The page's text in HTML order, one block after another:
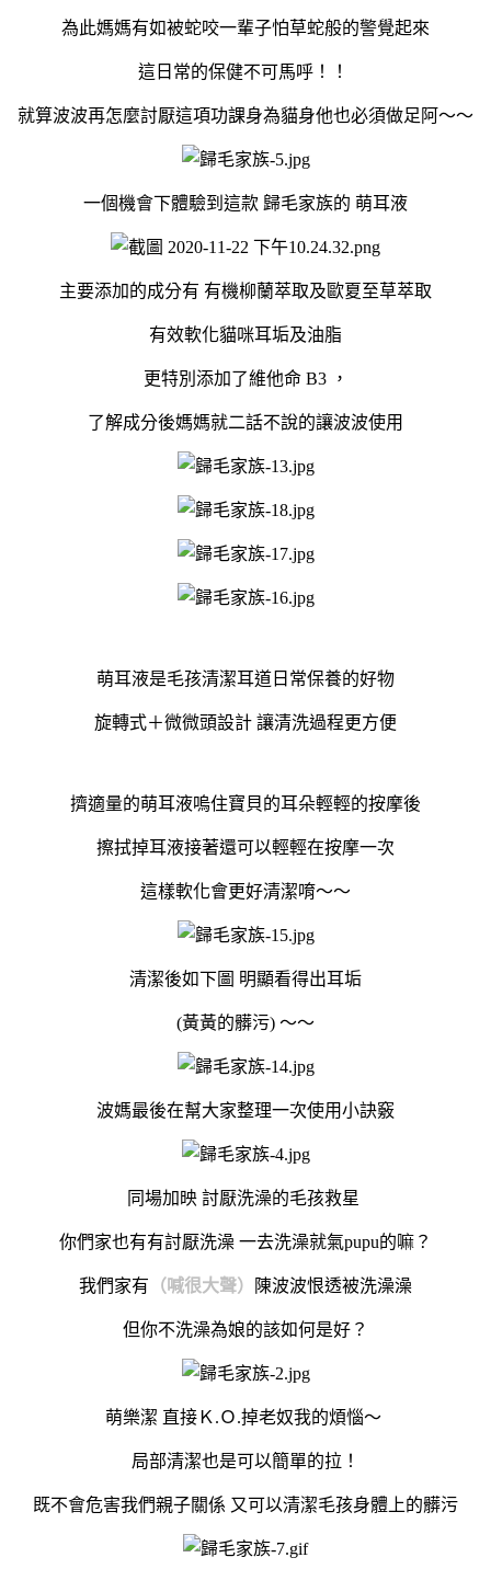
為此媽媽有如被蛇咬一輩子怕草蛇般的警覺起來
這日常的保健不可馬呼！！
就算波波再怎麼討厭這項功課身為貓身他也必須做足阿～～
一個機會下體驗到這款 歸毛家族的 萌耳液
主要添加的成分有 有機柳蘭萃取及歐夏至草萃取
有效軟化貓咪耳垢及油脂
更特別添加了維他命 B3 ，
了解成分後媽媽就二話不說的讓波波使用
萌耳液是毛孩清潔耳道日常保養的好物
旋轉式＋微微頭設計 讓清洗過程更方便
擠適量的萌耳液嗚住寶貝的耳朵輕輕的按摩後
擦拭掉耳液接著還可以輕輕在按摩一次
這樣軟化會更好清潔唷～～
清潔後如下圖 明顯看得出耳垢
(黃黃的髒污) ～～
波媽最後在幫大家整理一次使用小訣竅
同場加映 討厭洗澡的毛孩救星
你們家也有有討厭洗澡 一去洗澡就氣pupu的嘛？
我們家有 （喊很大聲） 陳波波恨透被洗澡澡
但你不洗澡為娘的該如何是好？
萌樂潔 直接Ｋ.Ｏ.掉老奴我的煩惱～
局部清潔也是可以簡單的拉！
既不會危害我們親子關係 又可以清潔毛孩身體上的髒污